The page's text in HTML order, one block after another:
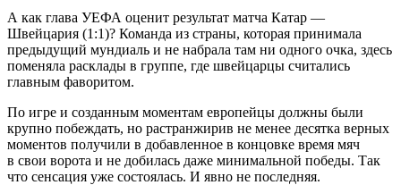
А как глава УЕФА оценит результат матча Катар —
Швейцария (1:1)? Команда из страны, которая принимала
предыдущий мундиаль и не набрала там ни одного очка, здесь
поменяла расклады в группе, где швейцарцы считались
главным фаворитом.
По игре и созданным моментам европейцы должны были
крупно побеждать, но растранжирив не менее десятка верных
моментов получили в добавленное в концовке время мяч
в свои ворота и не добилась даже минимальной победы. Так
что сенсация уже состоялась. И явно не последняя.